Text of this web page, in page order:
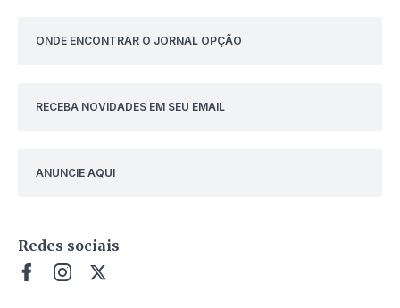
ONDE ENCONTRAR O JORNAL OPÇÃO
RECEBA NOVIDADES EM SEU EMAIL
ANUNCIE AQUI
Redes sociais